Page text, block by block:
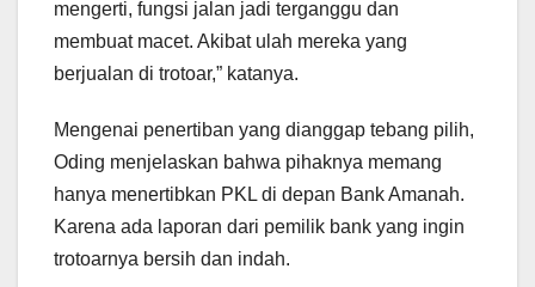
mengerti, fungsi jalan jadi terganggu dan
membuat macet. Akibat ulah mereka yang
berjualan di trotoar,” katanya.
Mengenai penertiban yang dianggap tebang pilih,
Oding menjelaskan bahwa pihaknya memang
hanya menertibkan PKL di depan Bank Amanah.
Karena ada laporan dari pemilik bank yang ingin
trotoarnya bersih dan indah.